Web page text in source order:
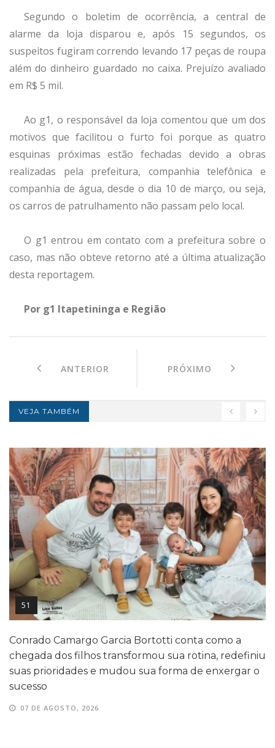
Segundo o boletim de ocorrência, a central de
alarme da loja disparou e, após 15 segundos, os
suspeitos fugiram correndo levando 17 peças de roupa
além do dinheiro guardado no caixa. Prejuízo avaliado
em R$ 5 mil.
Ao g1, o responsável da loja comentou que um dos
motivos que facilitou o furto foi porque as quatro
esquinas próximas estão fechadas devido a obras
realizadas pela prefeitura, companhia telefônica e
companhia de água, desde o dia 10 de março, ou seja,
os carros de patrulhamento não passam pelo local.
O g1 entrou em contato com a prefeitura sobre o
caso, mas não obteve retorno até a última atualização
desta reportagem.
Por g1 Itapetininga e Região
ANTERIOR PRÓXIMO
VEJA TAMBÉM
51
Conrado Camargo Garcia Bortotti conta como a
chegada dos filhos transformou sua rotina, redefiniu
suas prioridades e mudou sua forma de enxergar o
sucesso
07 DE AGOSTO, 2026